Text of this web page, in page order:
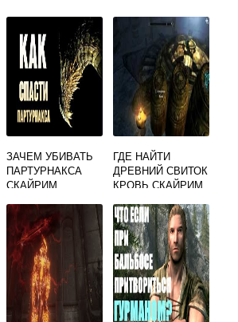
ЗАЧЕМ УБИВАТЬ
ПАРТУРНАКСА
СКАЙРИМ
ГДЕ НАЙТИ
ДРЕВНИЙ СВИТОК
КРОВЬ СКАЙРИМ